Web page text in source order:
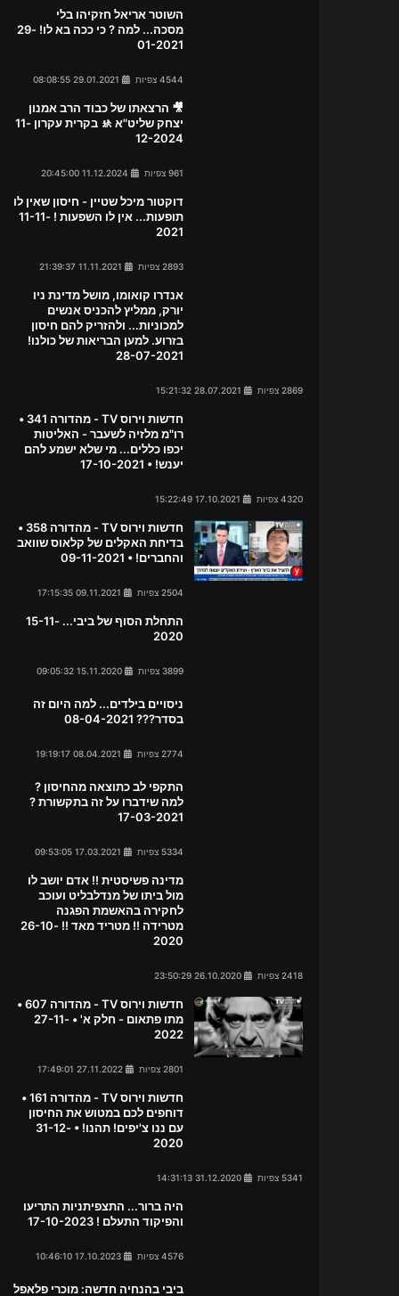
השוטר אריאל חזקיהו בלי
מסכה... למה ? כי ככה בא לו! 29-
01-2021
4544 צפיות
🎥 הרצאתו של כבוד הרב אמנון
יצחק שליט"א 🚸 בקרית עקרון 11-
12-2024
961 צפיות
דוקטור מיכל שטיין - חיסון שאין לו
תופעות... אין לו השפעות ! 11-11-
2021
2893 צפיות
אנדרו קואומו, מושל מדינת ניו
יורק, ממליץ להכניס אנשים
למכוניות... ולהזריק להם חיסון
בזרוע. למען הבריאות של כולנו!
28-07-2021
2869 צפיות
חדשות וירוס TV - מהדורה 341 •
רו"מ מלזיה לשעבר - האליטות
יכפו כללים... מי שלא ישמע להם
יענש! • 17-10-2021
4320 צפיות
חדשות וירוס TV - מהדורה 358 •
בדיחת האקלים של קלאוס שוואב
והחברים! • 09-11-2021
2504 צפיות
התחלת הסוף של ביבי... 15-11-
2020
3899 צפיות
ניסויים בילדים... למה היום זה
בסדר??? 08-04-2021
2774 צפיות
התקפי לב כתוצאה מהחיסון ?
למה שידברו על זה בתקשורת ?
17-03-2021
5334 צפיות
מדינה פשיסטית !! אדם יושב לו
מול ביתו של מנדלבליט ועוכב
לחקירה בהאשמת הפגנה
מטרידה !! מטריד מאד !! 26-10-
2020
2418 צפיות
חדשות וירוס TV - מהדורה 607 •
מתו פתאום - חלק א' • 27-11-
2022
2801 צפיות
חדשות וירוס TV - מהדורה 161 •
דוחפים לכם במטוש את החיסון
עם ננו צ'יפים! תהנו! • 31-12-
2020
5341 צפיות
היה ברור... התצפיתניות התריעו
והפיקוד התעלם ! 17-10-2023
4576 צפיות
ביבי בהנחיה חדשה: מוכרי פלאפל